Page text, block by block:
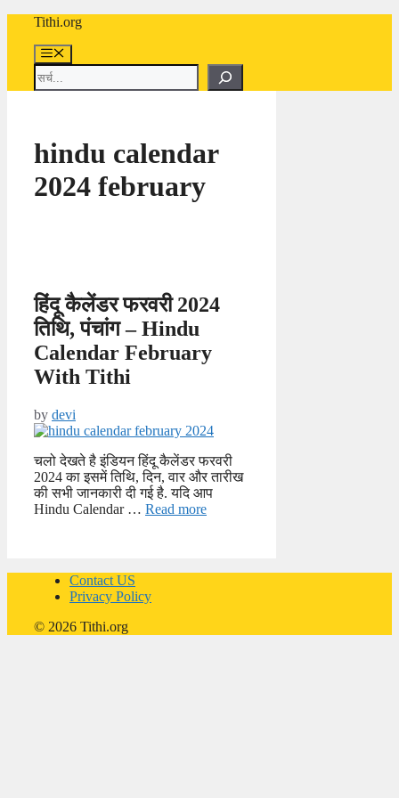
content
Tithi.org
Menu
Search
hindu calendar
2024 february
हिंदू कैलेंडर फरवरी 2024
तिथि, पंचांग – Hindu
Calendar February
With Tithi
by devi
चलो देखते है इंडियन हिंदू कैलेंडर फरवरी
2024 का इसमें तिथि, दिन, वार और तारीख
की सभी जानकारी दी गई है. यदि आप
Hindu Calendar … Read more
Contact US
Privacy Policy
© 2026 Tithi.org